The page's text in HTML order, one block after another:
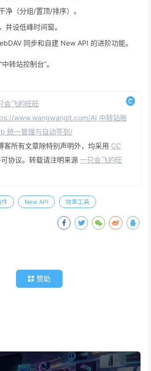
净（分组/置顶/排序）。
并设低峰时间窗。
同步和自建 New API 的进阶功能。
转站控制台”。
会飞的旺旺
www.wangwangit.com/AI 中转站账
统一管理与自动签到/
客所有文章除特别声明外，均采用 CC
协议。转载请注明来源 一只会飞的旺
件 New API 效率工具
赞助